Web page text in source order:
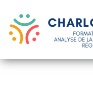
contenu